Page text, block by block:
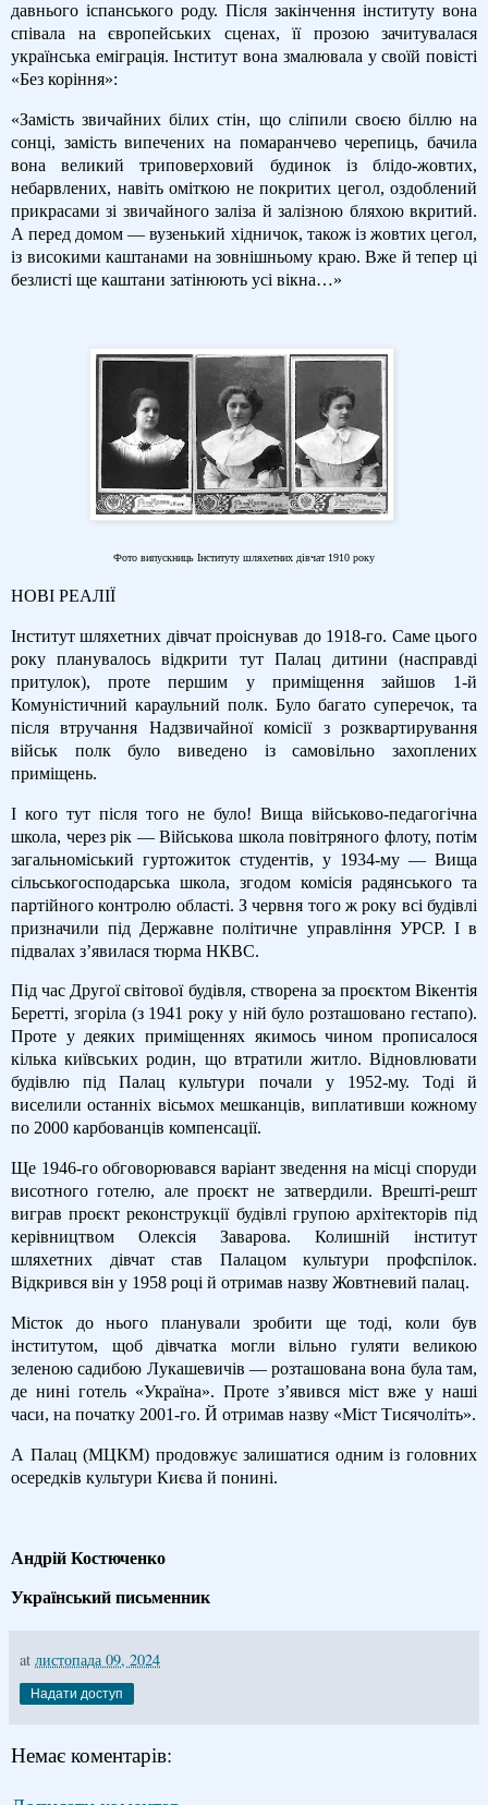
давнього іспанського роду. Після закінчення інституту вона
співала на європейських сценах, її прозою зачитувалася
українська еміграція. Інститут вона змалювала у своїй повісті
«Без коріння»:
«Замість звичайних білих стін, що сліпили своєю біллю на
сонці, замість випечених на помаранчево черепиць, бачила
вона великий триповерховий будинок із блідо-жовтих,
небарвлених, навіть оміткою не покритих цегол, оздоблений
прикрасами зі звичайного заліза й залізною бляхою вкритий.
А перед домом — вузенький хідничок, також із жовтих цегол,
із високими каштанами на зовнішньому краю. Вже й тепер ці
безлисті ще каштани затінюють усі вікна…»
Фото випускниць Інституту шляхетних дівчат 1910 року
НОВІ РЕАЛІЇ
Інститут шляхетних дівчат проіснував до 1918-го. Саме цього
року планувалось відкрити тут Палац дитини (насправді
притулок), проте першим у приміщення зайшов 1-й
Комуністичний караульний полк. Було багато суперечок, та
після втручання Надзвичайної комісії з розквартирування
військ полк було виведено із самовільно захоплених
приміщень.
І кого тут після того не було! Вища військово-педагогічна
школа, через рік — Військова школа повітряного флоту, потім
загальноміський гуртожиток студентів, у 1934-му — Вища
сільськогосподарська школа, згодом комісія радянського та
партійного контролю області. З червня того ж року всі будівлі
призначили під Державне політичне управління УРСР. І в
підвалах з’явилася тюрма НКВС.
Під час Другої світової будівля, створена за проєктом Вікентія
Беретті, згоріла (з 1941 року у ній було розташовано гестапо).
Проте у деяких приміщеннях якимось чином прописалося
кілька київських родин, що втратили житло. Відновлювати
будівлю під Палац культури почали у 1952-му. Тоді й
виселили останніх вісьмох мешканців, виплативши кожному
по 2000 карбованців компенсації.
Ще 1946-го обговорювався варіант зведення на місці споруди
висотного готелю, але проєкт не затвердили. Врешті-решт
виграв проєкт реконструкції будівлі групою архітекторів під
керівництвом Олексія Заварова. Колишній інститут
шляхетних дівчат став Палацом культури профспілок.
Відкрився він у 1958 році й отримав назву Жовтневий палац.
Місток до нього планували зробити ще тоді, коли був
інститутом, щоб дівчатка могли вільно гуляти великою
зеленою садибою Лукашевичів — розташована вона була там,
де нині готель «Україна». Проте з’явився міст вже у наші
часи, на початку 2001-го. Й отримав назву «Міст Тисячоліть».
А Палац (МЦКМ) продовжує залишатися одним із головних
осередків культури Києва й понині.
Андрій Костюченко
Український письменник
at листопада 09, 2024
Надати доступ
Немає коментарів: